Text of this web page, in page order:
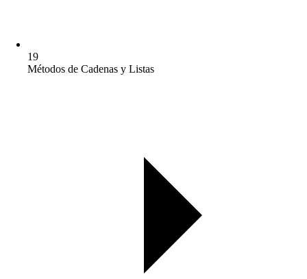
19
Métodos de Cadenas y Listas